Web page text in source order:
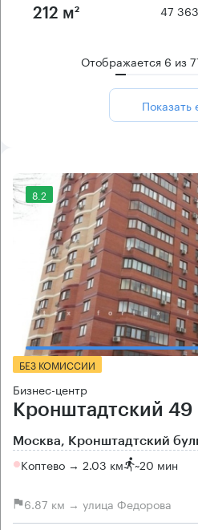
212 м² 47
Отображается 6 из
Показать
8.2
БЕЗ КОМИССИИ
Бизнес-центр
Кронштадтский 49
Москва, Кронштадтский
Коптево → 2.03 км ~20 мин
6.87 км → улица Федорова